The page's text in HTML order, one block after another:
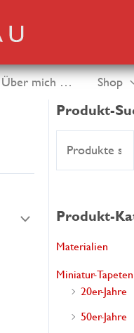
Über mich … Shop
Produkt-
h
n
a
Produkt-
Materialien
Miniatur-Tapeten
20er-Jahre
50er-Jahre